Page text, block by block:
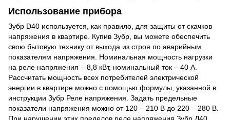
Использование прибора
Зубр D40 используется, как правило, для защиты от скачков
напряжения в квартире. Купив Зубр, вы можете обеспечить
свою бытовую технику от выхода из строя по аварийным
показателям напряжения. Номинальная мощность нагрузки
на реле напряжения – 8,8 кВт, номинальный ток – 40 А.
Рассчитать мощность всех потребителей электрической
энергии в квартире можно с помощью формулы, указанной в
инструкции Зубр Реле напряжения. Задать предельные
показатели напряжения можно от 120 – 210 В до 220 – 280 В.